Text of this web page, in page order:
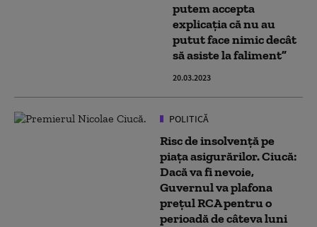
putem accepta
explicația că nu au
putut face nimic decât
să asiste la faliment”
20.03.2023
POLITICĂ
Risc de insolvență pe
piața asigurărilor. Ciucă:
Dacă va fi nevoie,
Guvernul va plafona
prețul RCA pentru o
perioadă de câteva luni